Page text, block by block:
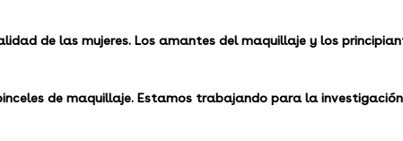
de las mujeres. Los amantes del maquillaje y los
de maquillaje. Estamos trabajando para la